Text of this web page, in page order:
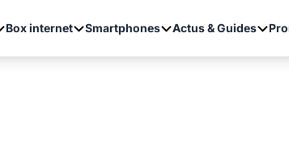
Box internet Smartphones Actus & Guides